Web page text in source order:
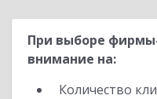
При выборе
внимание на:
Количество